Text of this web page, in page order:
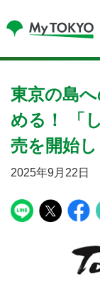
東京の島
める！ 「
売を開始し
2025年9月22日